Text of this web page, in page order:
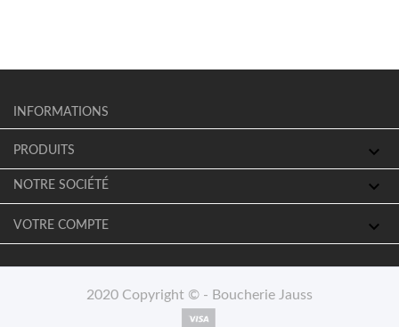
INFORMATIONS
PRODUITS 
NOTRE SOCIÉTÉ 
VOTRE COMPTE 
2020 Copyright © - Boucherie Jauss